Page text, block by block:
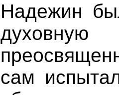
Надежин
сам